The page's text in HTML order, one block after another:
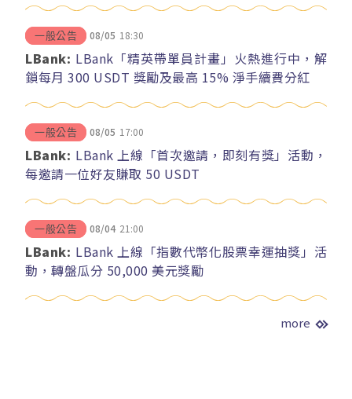
一般公告 08/05 18:30
LBank: LBank「精英帶單員計畫」火熱進行中，解
鎖每月 300 USDT 獎勵及最高 15% 淨手續費分紅
一般公告 08/05 17:00
LBank: LBank 上線「首次邀請，即刻有獎」活動，
每邀請一位好友賺取 50 USDT
一般公告 08/04 21:00
LBank: LBank 上線「指數代幣化股票幸運抽獎」活
動，轉盤瓜分 50,000 美元獎勵
more